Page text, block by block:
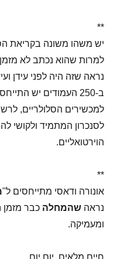
**
יש משהו משונה בקריאת
למרות שהוא נכתב לא
נראה שזה היה לפני עידן
ב-250 העמודים יש התייחסות מועטה בלבד,
למכשירים הסלולריים,
לסנכרון המתמיד ולקושי
הוירטואליים.
**
אונורה ודאסי מתייחסים ל"
נראהשהמחלה כבר
ומעמיקה.
חיים מלאים. יום יום.